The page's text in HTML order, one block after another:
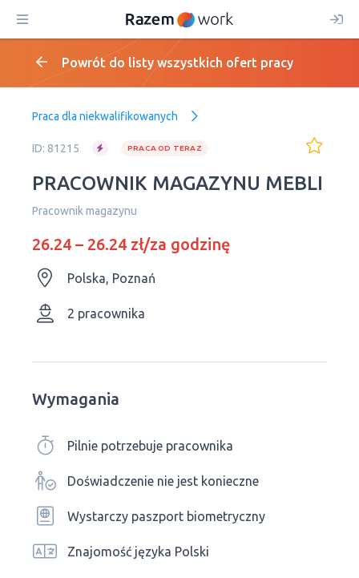
Powrót do listy wszystkich ofert pracy
Praca dla niekwalifikowanych
ID: 81215 PRACA OD TERAZ
PRACOWNIK MAGAZYNU MEBLI
Рracownik magazynu
26.24 – 26.24 zł/za godzinę
Polska, Poznań
2 pracownika
Wymagania
Pilnie potrzebuje pracownika
Doświadczenie nie jest konieczne
Wystarczy paszport biometryczny
Znajomość języka Polski